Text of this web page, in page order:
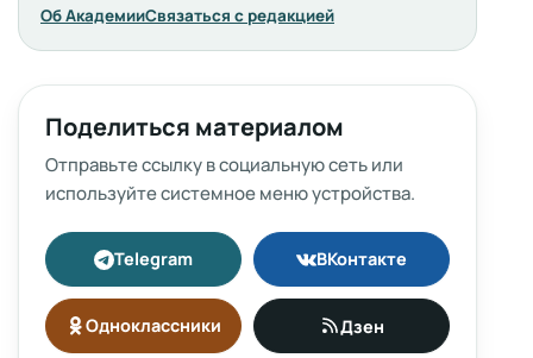
Об АкадемииСвязаться с редакцией
Поделиться материалом
Отправьте ссылку в социальную сеть или
используйте системное меню устройства.
Telegram ВКонтакте
Одноклассники Дзен